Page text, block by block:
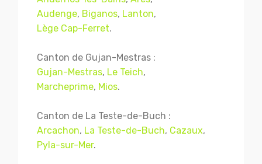
Audenge, Biganos, Lanton,
Lège Cap-Ferret.
Canton de Gujan-Mestras :
Gujan-Mestras, Le Teich,
Marcheprime, Mios.
Canton de La Teste-de-Buch :
Arcachon, La Teste-de-Buch, Cazaux,
Pyla-sur-Mer.